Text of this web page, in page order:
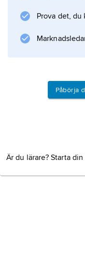
Prova det,
Påbörja
Är du lärare? Starta